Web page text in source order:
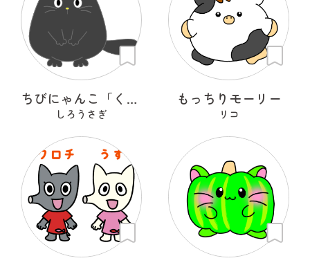
ちびにゃんこ「くろちゃん♡」
しろうさぎ
もっちりモーリー
リコ